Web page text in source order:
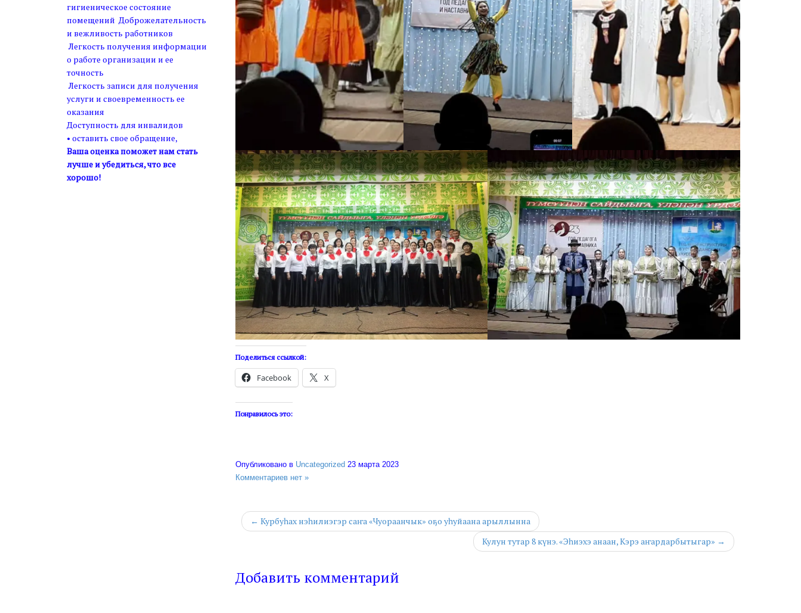
Поделиться ссылкой:
Facebook X
Понравилось это:
Опубликовано в Uncategorized 23 марта 2023
Комментариев нет »
← Курбуһах нэһилиэгэр саҥа «Чуораанчык» оҕо уһуйаана арыллынна
Кулун тутар 8 күнэ. «Эһиэхэ анаан, Кэрэ аҥардарбытыгар» →
Добавить комментарий
гигиеническое состояние
помещений Доброжелательность
и вежливость работников
Легкость получения информации
о работе организации и ее
точность
Легкость записи для получения
услуги и своевременность ее
оказания
Доступность для инвалидов
• оставить свое обращение,
Ваша оценка поможет нам стать
лучше и убедиться, что все
хорошо!